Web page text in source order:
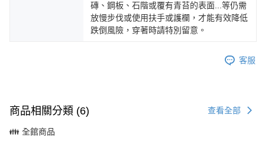
磚、鋼板、石階或覆有青苔的表面...等仍需
放慢步伐或使用扶手或護欄，才能有效降低
跌倒風險，穿著時請特別留意。
客服
商品相關分類 (6) 查看全部
👪 全館商品